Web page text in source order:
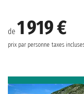
de 1 919 €
prix par personne taxes